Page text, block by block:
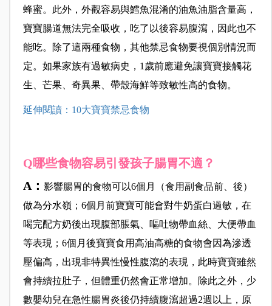
蜂蜜。此外，外觀容易與鱈魚混淆的油魚油脂含量高，
寶寶腸道無法完全吸收，吃了以後容易腹瀉，因此也不
能吃。除了這兩種食物，其他禁忌食物要視個別情況而
定。如果家族有過敏病史，1歲前應避免讓寶寶接觸花
生、芒果、奇異果、帶殼海鮮等致敏性高的食物。
延伸閱讀：10大寶寶禁忌食物
Q哪些食物容易引發孩子腸胃不適？
A： 影響腸胃的食物可以6個月（食用副食品前、後）
做為分水嶺；6個月前寶寶可能會對牛奶蛋白過敏，在
喝完配方奶後出現腹部脹氣、嘔吐物帶血絲、大便帶血
等表現；6個月後寶寶食用高油高糖的食物會因為滲透
壓偏高，出現非特異性慢性腹瀉的表現，此時寶寶雖然
會持續拉肚子，但體重仍然會正常增加。除此之外，少
數嬰幼兒在急性腸胃炎後仍持續腹瀉超過2週以上，原